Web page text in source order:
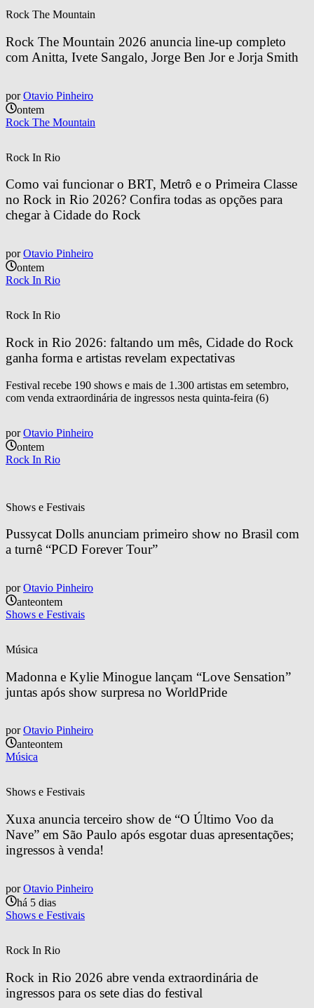
Rock The Mountain
Rock The Mountain 2026 anuncia line-up completo
com Anitta, Ivete Sangalo, Jorge Ben Jor e Jorja Smith
por Otavio Pinheiro
ontem
Rock The Mountain
Rock In Rio
Como vai funcionar o BRT, Metrô e o Primeira Classe
no Rock in Rio 2026? Confira todas as opções para
chegar à Cidade do Rock
por Otavio Pinheiro
ontem
Rock In Rio
Rock In Rio
Rock in Rio 2026: faltando um mês, Cidade do Rock
ganha forma e artistas revelam expectativas
Festival recebe 190 shows e mais de 1.300 artistas em setembro,
com venda extraordinária de ingressos nesta quinta-feira (6)
por Otavio Pinheiro
ontem
Rock In Rio
Shows e Festivais
Pussycat Dolls anunciam primeiro show no Brasil com
a turnê “PCD Forever Tour”
por Otavio Pinheiro
anteontem
Shows e Festivais
Música
Madonna e Kylie Minogue lançam “Love Sensation”
juntas após show surpresa no WorldPride
por Otavio Pinheiro
anteontem
Música
Shows e Festivais
Xuxa anuncia terceiro show de “O Último Voo da
Nave” em São Paulo após esgotar duas apresentações;
ingressos à venda!
por Otavio Pinheiro
há 5 dias
Shows e Festivais
Rock In Rio
Rock in Rio 2026 abre venda extraordinária de
ingressos para os sete dias do festival